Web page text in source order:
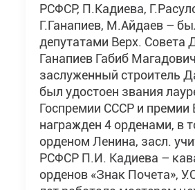
РСФСР, П.Кадиева,
Г.Ганапиев, М.Айдаев –
депутатами Верх. Совета
Ганапиев Габиб
заслуженный строитель
был удостоен звания
Госпремии СССР и
награжден 4 орденами, в
орденом Ленина, засл.
РСФСР П.И. Кадиева –
орденов «Знак Почета»,